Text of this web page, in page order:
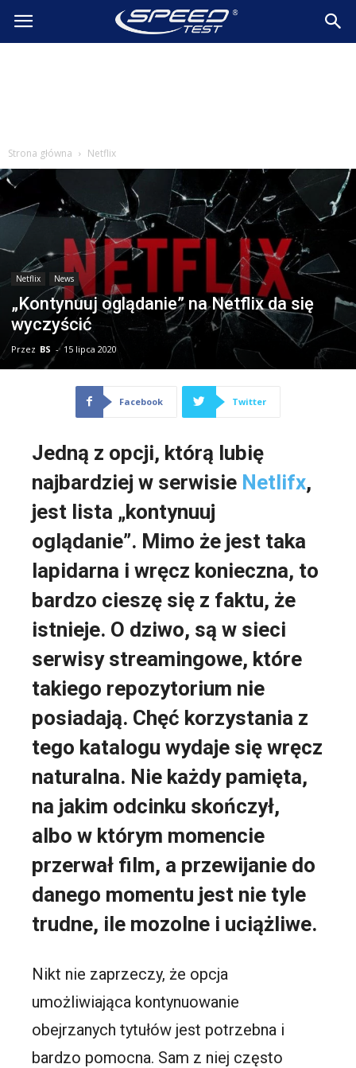
SpeedTest.pl
Strona główna Netflix
Netflix News
„Kontynuuj oglądanie” na Netflix da się
wyczyścić
Przez BS - 15 lipca 2020
Facebook Twitter
Jedną z opcji, którą lubię
najbardziej w serwisie Netlifx,
jest lista „kontynuuj
oglądanie”. Mimo że jest taka
lapidarna i wręcz konieczna, to
bardzo cieszę się z faktu, że
istnieje. O dziwo, są w sieci
serwisy streamingowe, które
takiego repozytorium nie
posiadają. Chęć korzystania z
tego katalogu wydaje się wręcz
naturalna. Nie każdy pamięta,
na jakim odcinku skończył,
albo w którym momencie
przerwał film, a przewijanie do
danego momentu jest nie tyle
trudne, ile mozolne i uciążliwe.
Nikt nie zaprzeczy, że opcja
umożliwiająca kontynuowanie
obejrzanych tytułów jest potrzebna i
bardzo pomocna. Sam z niej często